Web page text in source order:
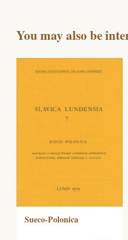
You may also be
Sueco-Polonica